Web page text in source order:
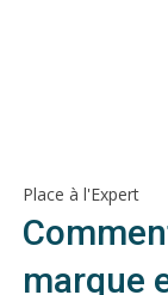
Place à l'Expert
marque